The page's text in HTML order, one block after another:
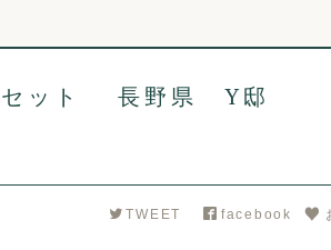
セット 長野県 Y邸
TWEET facebook